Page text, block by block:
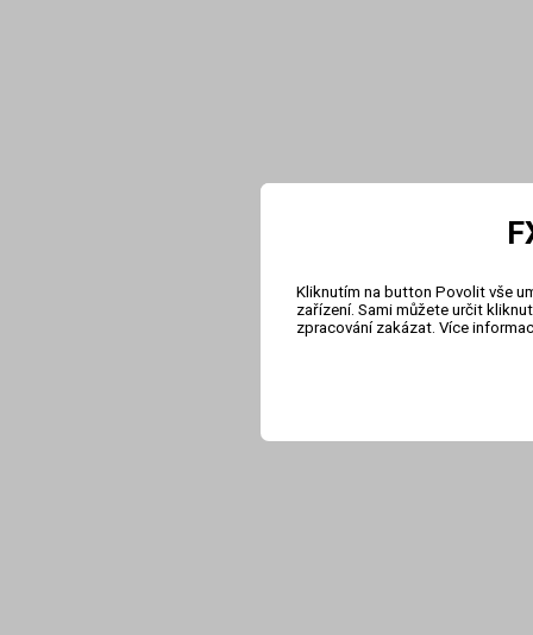
Kliknutím na button Povolit vše
zařízení. Sami můžete určit
zpracování zakázat. Více